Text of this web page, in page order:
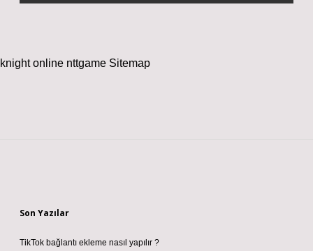
knight online nttgame Sitemap
Son Yazılar
TikTok bağlantı ekleme nasıl yapılır ?